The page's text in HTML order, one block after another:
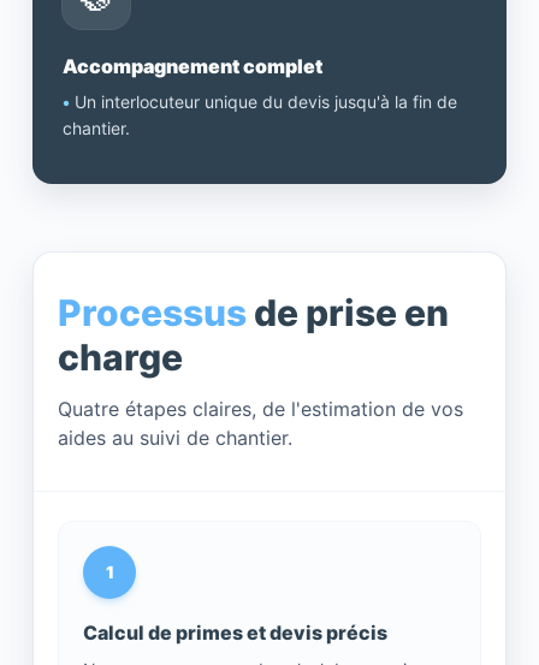
Accompagnement complet
• Un interlocuteur unique du devis jusqu'à la fin de
chantier.
Processusde prise en
charge
Quatre étapes claires, de l'estimation de vos
aides au suivi de chantier.
1
Calcul de primes et devis précis